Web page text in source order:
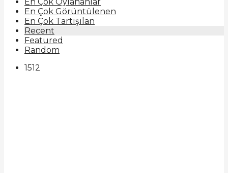
En Çok Görüntülenen
En Çok Tartışılan
Recent
Featured
Random
1512